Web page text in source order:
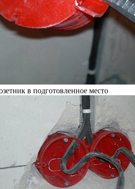
в подготовленное место